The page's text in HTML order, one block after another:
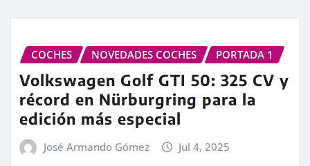
COCHES NOVEDADES COCHES PORTADA 1
Volkswagen Golf GTI 50: 325 CV y
récord en Nürburgring para la
edición más especial
José Armando Gómez Jul 4, 2025